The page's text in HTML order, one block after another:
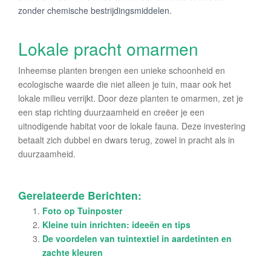
zonder chemische bestrijdingsmiddelen.
Lokale pracht omarmen
Inheemse planten brengen een unieke schoonheid en
ecologische waarde die niet alleen je tuin, maar ook het
lokale milieu verrijkt. Door deze planten te omarmen, zet je
een stap richting duurzaamheid en creëer je een
uitnodigende habitat voor de lokale fauna. Deze investering
betaalt zich dubbel en dwars terug, zowel in pracht als in
duurzaamheid.
Gerelateerde Berichten:
Foto op Tuinposter
Kleine tuin inrichten: ideeën en tips
De voordelen van tuintextiel in aardetinten en
zachte kleuren